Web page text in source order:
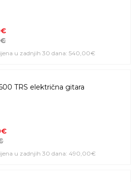
u zadnjih 30 dana: 540,00€
TRS električna gitara
u zadnjih 30 dana: 490,00€